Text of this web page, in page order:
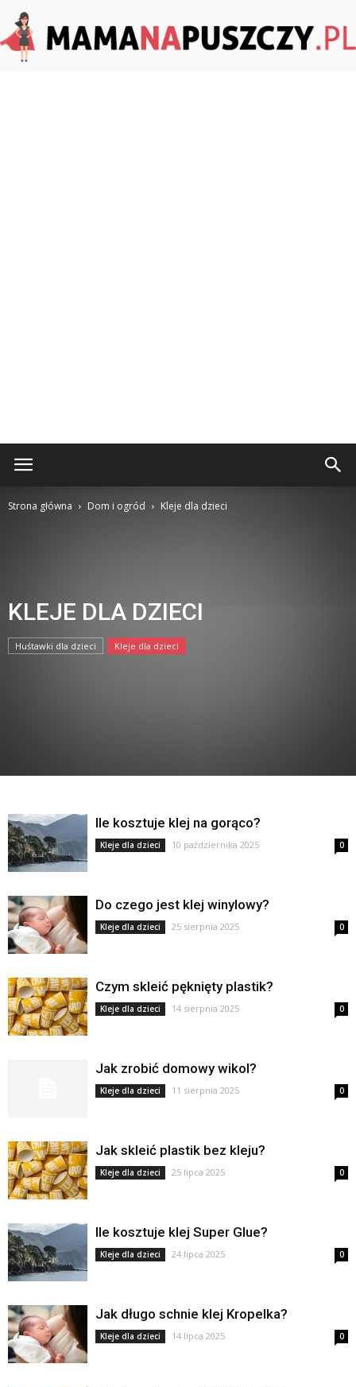
Strona główna Dom i ogród Kleje dla dzieci
KLEJE DLA DZIECI
Huśtawki dla dzieci Kleje dla dzieci
Ile kosztuje klej na gorąco?
Kleje dla dzieci 10 października 2025 0
Do czego jest klej winylowy?
Kleje dla dzieci 25 sierpnia 2025 0
Czym skleić pęknięty plastik?
Kleje dla dzieci 14 sierpnia 2025 0
Jak zrobić domowy wikol?
Kleje dla dzieci 11 sierpnia 2025 0
Jak skleić plastik bez kleju?
Kleje dla dzieci 25 lipca 2025 0
Ile kosztuje klej Super Glue?
Kleje dla dzieci 24 lipca 2025 0
Jak długo schnie klej Kropelka?
Kleje dla dzieci 14 lipca 2025 0